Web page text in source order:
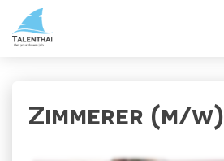
Zimmerer (m/w)